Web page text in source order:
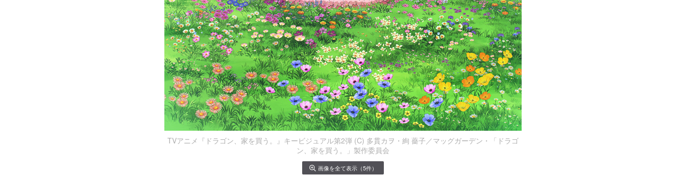
TVアニメ『ドラゴン、家を買う。』キービジュアル第2弾 (C) 多貫カヲ・絢 薔子／マッグガーデン・「ドラゴ
ン、家を買う。」製作委員会
画像を全て表示（5件）